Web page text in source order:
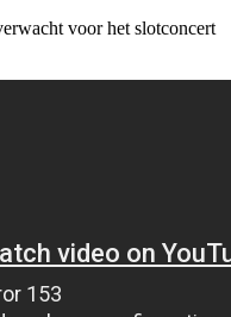
voor het slotconcert